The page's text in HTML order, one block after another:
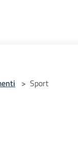
> Sport